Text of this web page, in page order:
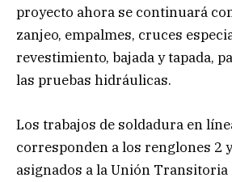
proyecto ahora se continuará
zanjeo, empalmes, cruces
revestimiento, bajada y tapada,
las pruebas hidráulicas.
Los trabajos de soldadura en
corresponden a los renglones 2
asignados a la Unión Transitoria